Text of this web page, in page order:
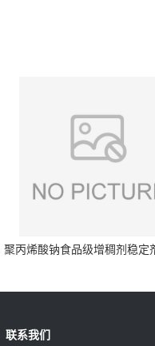
聚丙烯酸钠食品级增稠剂稳定
联系我们